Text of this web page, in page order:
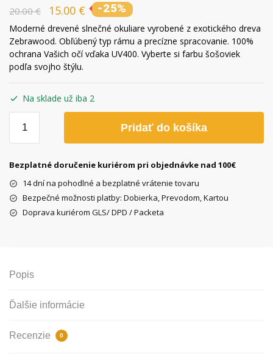
20.00€ 15.00 € -25%
Moderné drevené slnečné okuliare vyrobené z exotického dreva
Zebrawood. Obľúbený typ rámu a precízne spracovanie. 100%
ochrana Vašich očí vďaka UV400. Vyberte si farbu šošoviek
podľa svojho štýlu.
Na sklade už iba 2
Drevené
okuliare
Pridať do košíka
Bezplatné doručenie kuriérom pri objednávke nad 100€
14 dní na pohodlné a bezplatné vrátenie tovaru
Bezpečné možnosti platby: Dobierka, Prevodom, Kartou
Doprava kuriérom GLS/ DPD / Packeta
Popis
Ďalšie informácie
Recenzie 0